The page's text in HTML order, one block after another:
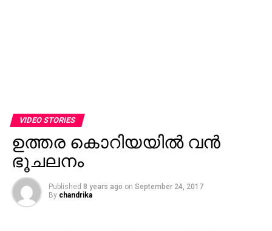
VIDEO STORIES
ഉത്തര കൊറിയയില്‍ വന്‍
ഭൂചലനം
Published 8 years ago on September 24, 2017
By chandrika